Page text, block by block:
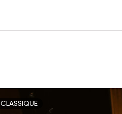
CLASSIQUE